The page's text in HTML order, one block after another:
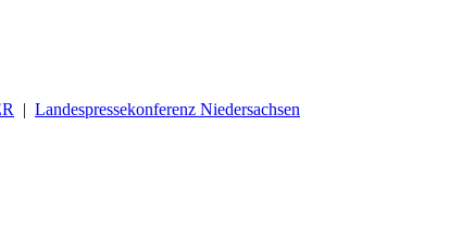
| Landespressekonferenz Niedersachsen